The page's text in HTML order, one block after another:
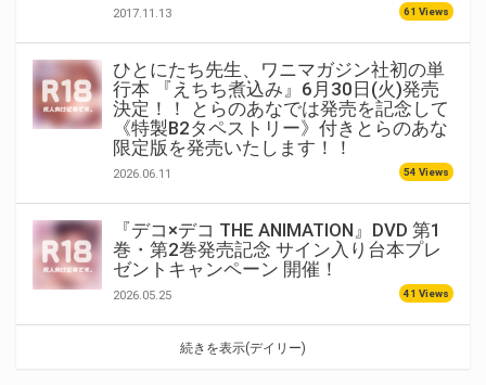
2017.11.13 61 Views
ひとにたち先生、ワニマガジン社初の単
行本 『えちち煮込み』6月30日(火)発売
決定！！ とらのあなでは発売を記念して
《特製B2タペストリー》付きとらのあな
限定版を発売いたします！！
2026.06.11 54 Views
『デコ×デコ THE ANIMATION』DVD 第1
巻・第2巻発売記念 サイン入り台本プレ
ゼントキャンペーン 開催！
2026.05.25 41 Views
続きを表示(デイリー)